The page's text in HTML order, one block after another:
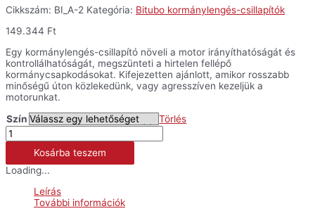
Cikkszám: BI_A-2 Kategória: Bitubo kormánylengés-csillapítók
149.344 Ft
Egy kormánylengés-csillapító növeli a motor irányíthatóságát és
kontrollálhatóságát, megszünteti a hirtelen fellépő
kormánycsapkodásokat. Kifejezetten ajánlott, amikor rosszabb
minőségű úton közlekedünk, vagy agresszíven kezeljük a
motorunkat.
Szín
Törlés
Bitubo
kormánylengés-
csillapító
kit
(gyári
helyére)
Kosárba teszem
Loading...
Leírás
További információk